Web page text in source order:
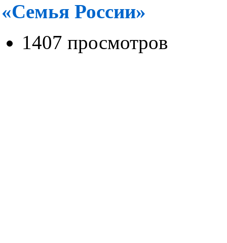
«Семья России»
1407 просмотров